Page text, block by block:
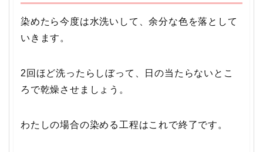
染めたら今度は水洗いして、余分な色を落として
いきます。
2回ほど洗ったらしぼって、日の当たらないとこ
ろで乾燥させましょう。
わたしの場合の染める工程はこれで終了です。